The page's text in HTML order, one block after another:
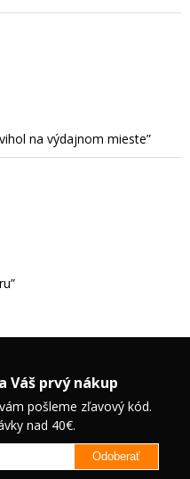
na výdajnom mieste
Váš prvý nákup
pošleme zľavový kód.
nad 40€.
Odoberať